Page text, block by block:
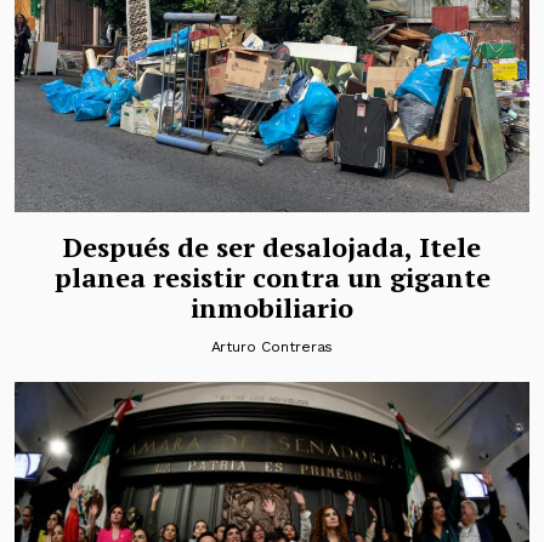
Después de ser desalojada, Itele
planea resistir contra un gigante
inmobiliario
Arturo Contreras